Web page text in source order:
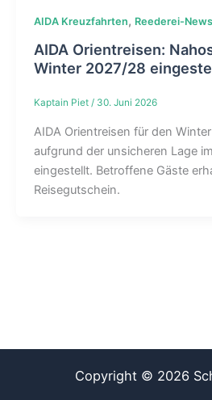
AIDA Kreuzfahrten, Reederei-News
AIDA Orientreisen:
Winter 2027/28
Kaptain Piet / 30. Juni 2026
AIDA Orientreisen für den
aufgrund der unsicheren Lage
eingestellt. Betroffene Gäste
Reisegutschein.
Copyright © 2026